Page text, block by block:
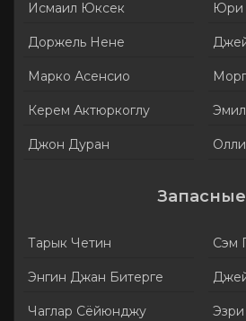
Исмаил Юксек
Доржель Нене
Марко Асенсио
Керем Актюркоглу
Джон Дуран
Юри
Запасные
Тарык Четин
Энгин Джан Битерге
Чаглар Сёйюнджу
Сэм